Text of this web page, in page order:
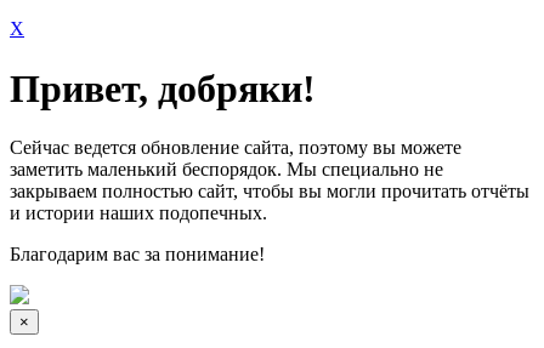
X
Привет, добряки!
Сейчас ведется обновление сайта, поэтому вы можете
заметить маленький беспорядок. Мы специально не
закрываем полностью сайт, чтобы вы могли прочитать отчёты
и истории наших подопечных.
Благодарим вас за понимание!
×